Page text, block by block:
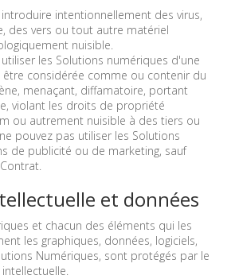
intentionnellement des virus,
des vers ou tout autre matériel
nuisible.
les Solutions numériques d'une
considérée comme ou contenir du
menaçant, diffamatoire, portant
violant les droits de propriété
ou autrement nuisible à des tiers ou
pouvez pas utiliser les Solutions
de publicité ou de marketing, sauf
et données
et chacun des éléments qui les
les graphiques, données, logiciels,
Numériques, sont protégés par le